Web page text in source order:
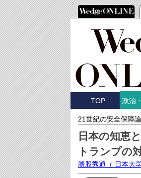
TOP 政治
21世紀の安全保障論
日本の知恵
トランプの
勝股秀通 （ 日本大